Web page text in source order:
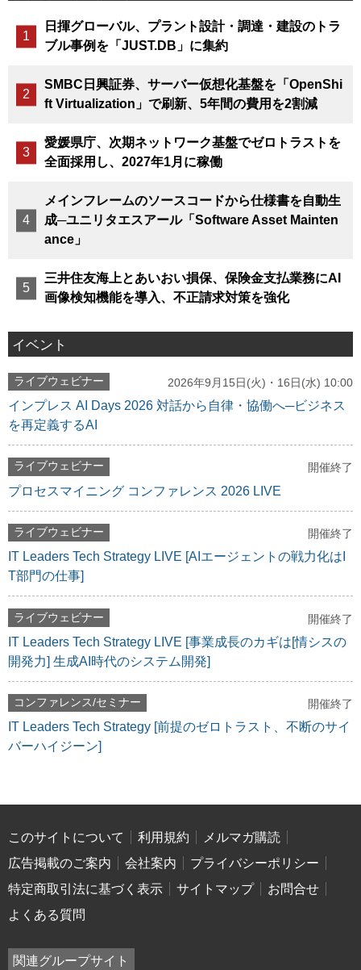
日揮グローバル、プラント設計・調達・建設のトラ
ブル事例を「JUST.DB」に集約
SMBC日興証券、サーバー仮想化基盤を「OpenShi
ft Virtualization」で刷新、5年間の費用を2割減
愛媛県庁、次期ネットワーク基盤でゼロトラストを
全面採用し、2027年1月に稼働
メインフレームのソースコードから仕様書を自動生
成─ユニリタエスアール「Software Asset Mainten
ance」
三井住友海上とあいおい損保、保険金支払業務にAI
画像検知機能を導入、不正請求対策を強化
イベント
ライブウェビナー 2026年9月15日(火)・16日(水) 10:00
インプレス AI Days 2026 対話から自律・協働へ─ビジネス
を再定義するAI
ライブウェビナー 開催終了
プロセスマイニング コンファレンス 2026 LIVE
ライブウェビナー 開催終了
IT Leaders Tech Strategy LIVE [AIエージェントの戦力化はI
T部門の仕事]
ライブウェビナー 開催終了
IT Leaders Tech Strategy LIVE [事業成長のカギは[情シスの
開発力] 生成AI時代のシステム開発]
コンファレンス/セミナー 開催終了
IT Leaders Tech Strategy [前提のゼロトラスト、不断のサイ
バーハイジーン]
このサイトについて 利用規約
メルマガ購読
広告掲載のご案内
会社案内
プライバシーポリシー
特定商取引法に基づく表示
サイトマップ
お問合せ
よくある質問
関連グループサイト